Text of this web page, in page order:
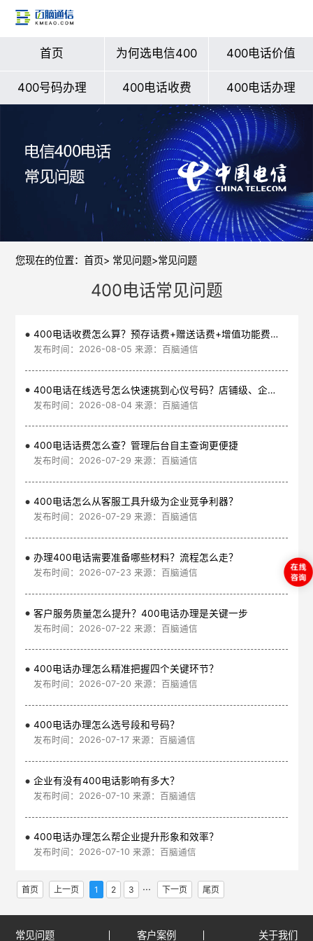
首页 为何选电信400 400电话价值
400号码办理 400电话收费 400电话办理
您现在的位置： 首页> 常见问题>常见问题
400电话常见问题
400电话收费怎么算？预存话费+赠送话费+增值功能费透明实惠
发布时间：2026-08-05 来源：百脑通信
400电话在线选号怎么快速挑到心仪号码？店铺级、企业级、集团级一次看清
发布时间：2026-08-04 来源：百脑通信
400电话话费怎么查？管理后台自主查询更便捷
发布时间：2026-07-29 来源：百脑通信
400电话怎么从客服工具升级为企业竞争利器？
发布时间：2026-07-29 来源：百脑通信
办理400电话需要准备哪些材料？流程怎么走？
发布时间：2026-07-23 来源：百脑通信
客户服务质量怎么提升？400电话办理是关键一步
发布时间：2026-07-22 来源：百脑通信
400电话办理怎么精准把握四个关键环节？
发布时间：2026-07-20 来源：百脑通信
400电话办理怎么选号段和号码？
发布时间：2026-07-17 来源：百脑通信
企业有没有400电话影响有多大？
发布时间：2026-07-10 来源：百脑通信
400电话办理怎么帮企业提升形象和效率？
发布时间：2026-07-10 来源：百脑通信
首页 上一页 1 2 3 ··· 下一页 尾页
常见问题 客户案例 关于我们